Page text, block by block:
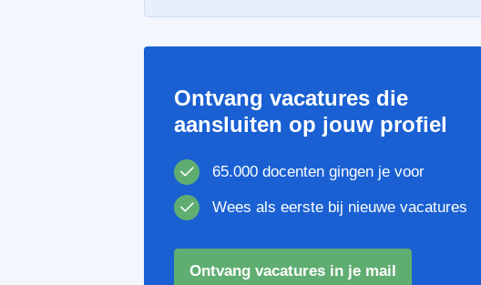
Ontvang vacatures die
aansluiten op jouw profiel
65.000 docenten gingen je voor
Wees als eerste bij nieuwe vacatures
Ontvang vacatures in je mail